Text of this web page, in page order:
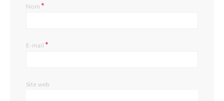
Nom*
E-mail*
Site web